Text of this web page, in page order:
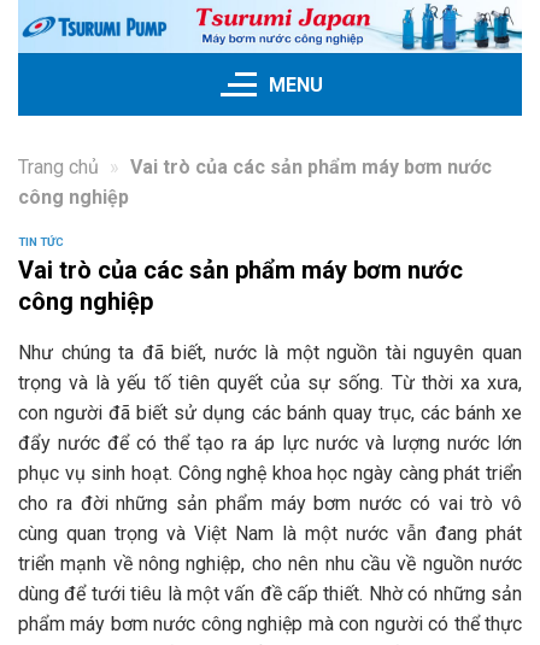
Skip
MENU
Trang chủ » Vai trò của các sản phẩm máy bơm nước
công nghiệp
TIN TỨC
Vai trò của các sản phẩm máy bơm nước
công nghiệp
Như chúng ta đã biết, nước là một nguồn tài nguyên quan
trọng và là yếu tố tiên quyết của sự sống. Từ thời xa xưa,
con người đã biết sử dụng các bánh quay trục, các bánh xe
đẩy nước để có thể tạo ra áp lực nước và lượng nước lớn
phục vụ sinh hoạt. Công nghệ khoa học ngày càng phát triển
cho ra đời những sản phẩm máy bơm nước có vai trò vô
cùng quan trọng và Việt Nam là một nước vẫn đang phát
triển mạnh về nông nghiệp, cho nên nhu cầu về nguồn nước
dùng để tưới tiêu là một vấn đề cấp thiết. Nhờ có những sản
phẩm máy bơm nước công nghiệp mà con người có thể thực